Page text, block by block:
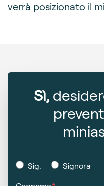
verrà posizionato il
Sì,
Sig. Signora